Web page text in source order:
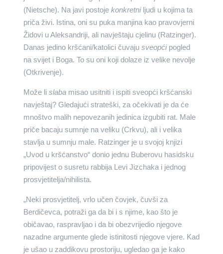
(Nietsche). Na javi postoje konkretni ljudi u kojima ta
priča živi. Istina, oni su puka manjina kao pravovjerni
Židovi u Aleksandriji, ali navještaju cjelinu (Ratzinger).
Danas jedino kršćani/katolici čuvaju sveopći pogled
na svijet i Boga. To su oni koji dolaze iz velike nevolje
(Otkrivenje).
Može li slaba misao usitniti i ispiti sveopći kršćanski
navještaj? Gledajući strateški, za očekivati je da će
mnoštvo malih nepovezanih jedinica izgubiti rat. Male
priče bacaju sumnje na veliku (Crkvu), ali i velika
stavlja u sumnju male. Ratzinger je u svojoj knjizi
„Uvod u kršćanstvo“ donio jednu Buberovu hasidsku
pripovijest o susretu rabbija Levi Jizchaka i jednog
prosvjetitelja/nihilista.
„Neki prosvjetitelj, vrlo učen čovjek, čuvši za
Berdičevca, potraži ga da bi i s njime, kao što je
običavao, raspravljao i da bi obezvrijedio njegove
nazadne argumente glede istinitosti njegove vjere. Kad
je ušao u zaddikovu prostoriju, ugledao ga je kako